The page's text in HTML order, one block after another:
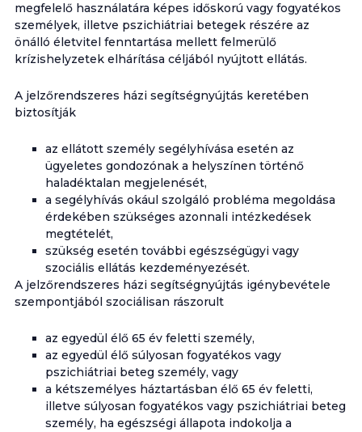
megfelelő használatára képes időskorú vagy fogyatékos
személyek, illetve pszichiátriai betegek részére az
önálló életvitel fenntartása mellett felmerülő
krízishelyzetek elhárítása céljából nyújtott ellátás.
A jelzőrendszeres házi segítségnyújtás keretében
biztosítják
az ellátott személy segélyhívása esetén az
ügyeletes gondozónak a helyszínen történő
haladéktalan megjelenését,
a segélyhívás okául szolgáló probléma megoldása
érdekében szükséges azonnali intézkedések
megtételét,
szükség esetén további egészségügyi vagy
szociális ellátás kezdeményezését.
A jelzőrendszeres házi segítségnyújtás igénybevétele
szempontjából szociálisan rászorult
az egyedül élő 65 év feletti személy,
az egyedül élő súlyosan fogyatékos vagy
pszichiátriai beteg személy, vagy
a kétszemélyes háztartásban élő 65 év feletti,
illetve súlyosan fogyatékos vagy pszichiátriai beteg
személy, ha egészségi állapota indokolja a